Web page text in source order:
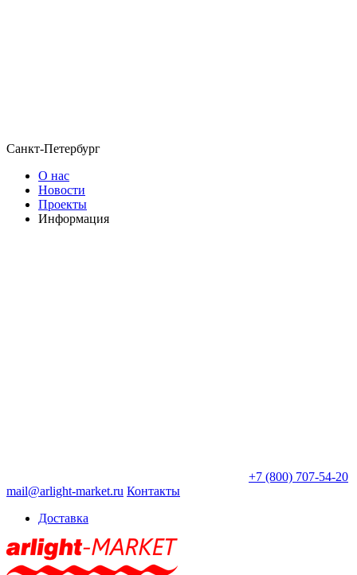
Санкт-Петербург
О нас
Новости
Проекты
Информация
+7 (800) 707-54-20
mail@arlight-market.ru Контакты
Доставка